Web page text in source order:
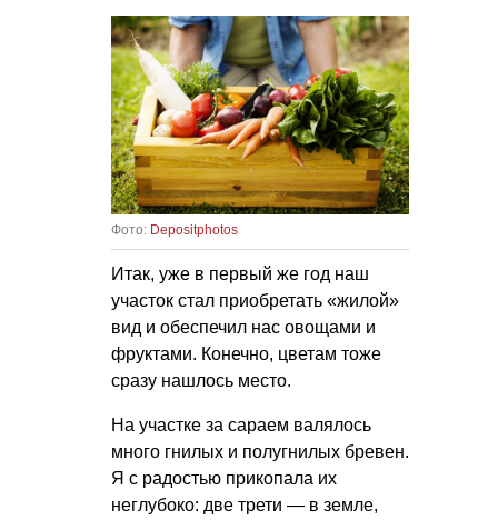
Фото: Depositphotos
Итак, уже в первый же год наш
участок стал приобретать «жилой»
вид и обеспечил нас овощами и
фруктами. Конечно, цветам тоже
сразу нашлось место.
На участке за сараем валялось
много гнилых и полугнилых бревен.
Я с радостью прикопала их
неглубоко: две трети — в земле,